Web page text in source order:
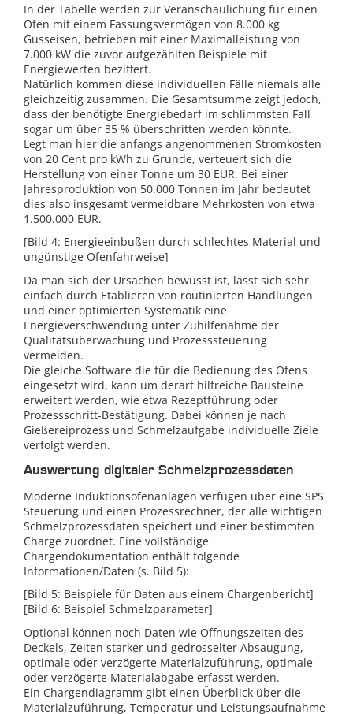
In der Tabelle werden zur Veranschaulichung für einen
Ofen mit einem Fassungsvermögen von 8.000 kg
Gusseisen, betrieben mit einer Maximalleistung von
7.000 kW die zuvor aufgezählten Beispiele mit
Energiewerten beziffert.
Natürlich kommen diese individuellen Fälle niemals alle
gleichzeitig zusammen. Die Gesamtsumme zeigt jedoch,
dass der benötigte Energiebedarf im schlimmsten Fall
sogar um über 35 % überschritten werden könnte.
Legt man hier die anfangs angenommenen Stromkosten
von 20 Cent pro kWh zu Grunde, verteuert sich die
Herstellung von einer Tonne um 30 EUR. Bei einer
Jahresproduktion von 50.000 Tonnen im Jahr bedeutet
dies also insgesamt vermeidbare Mehrkosten von etwa
1.500.000 EUR.
[Bild 4: Energieeinbußen durch schlechtes Material und
ungünstige Ofenfahrweise]
Da man sich der Ursachen bewusst ist, lässt sich sehr
einfach durch Etablieren von routinierten Handlungen
und einer optimierten Systematik eine
Energieverschwendung unter Zuhilfenahme der
Qualitätsüberwachung und Prozesssteuerung
vermeiden.
Die gleiche Software die für die Bedienung des Ofens
eingesetzt wird, kann um derart hilfreiche Bausteine
erweitert werden, wie etwa Rezeptführung oder
Prozessschritt-Bestätigung. Dabei können je nach
Gießereiprozess und Schmelzaufgabe individuelle Ziele
verfolgt werden.
Auswertung digitaler Schmelzprozessdaten
Moderne Induktionsofenanlagen verfügen über eine SPS
Steuerung und einen Prozessrechner, der alle wichtigen
Schmelzprozessdaten speichert und einer bestimmten
Charge zuordnet. Eine vollständige
Chargendokumentation enthält folgende
Informationen/Daten (s. Bild 5):
[Bild 5: Beispiele für Daten aus einem Chargenbericht]
[Bild 6: Beispiel Schmelzparameter]
Optional können noch Daten wie Öffnungszeiten des
Deckels, Zeiten starker und gedrosselter Absaugung,
optimale oder verzögerte Materialzuführung, optimale
oder verzögerte Materialabgabe erfasst werden.
Ein Chargendiagramm gibt einen Überblick über die
Materialzuführung, Temperatur und Leistungsaufnahme